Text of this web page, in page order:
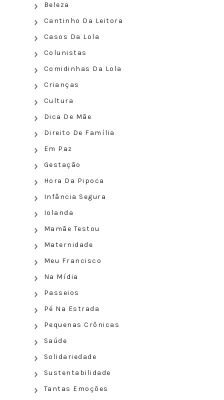
Beleza
Cantinho Da Leitora
Casos Da Lola
Colunistas
Comidinhas Da Lola
Crianças
Cultura
Dica De Mãe
Direito De Família
Em Paz
Gestação
Hora Da Pipoca
Infância Segura
Iolanda
Mamãe Testou
Maternidade
Meu Francisco
Na Mídia
Passeios
Pé Na Estrada
Pequenas Crônicas
Saúde
Solidariedade
Sustentabilidade
Tantas Emoções